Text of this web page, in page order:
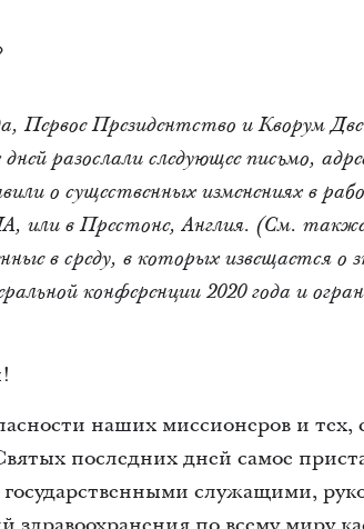
Первое Президентство и Кворум
разослали следующее письмо,
о существенных изменениях в
в Престоне, Англия. (См. также
в среду, в которых извещается о
конференции 2020 года и
наших миссионеров и тех,
последних дней самое
государственными служащими,